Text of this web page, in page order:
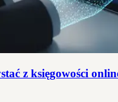
z księgowości